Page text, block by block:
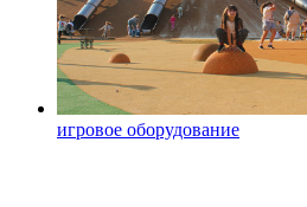
игровое оборудование